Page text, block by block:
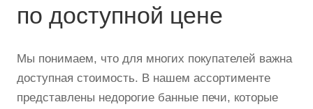
по доступной цене
Мы понимаем, что для многих покупателей важна
доступная стоимость. В нашем ассортименте
представлены недорогие банные печи, которые